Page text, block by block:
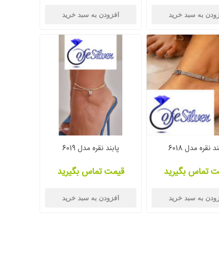
به سبد خرید افزودن به سبد خرید
نقره مدل 6018
تماس بگیرید
به سبد خرید
پابند نقره مدل 6019
قیمت تماس بگیرید
افزودن به سبد خرید